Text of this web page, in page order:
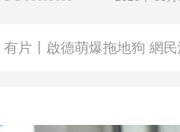
有片〡啟德萌爆拖地狗 網